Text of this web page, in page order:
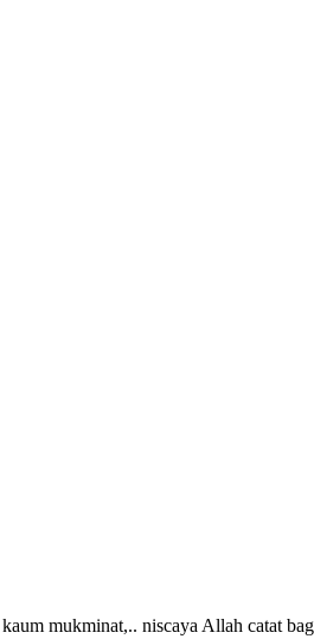
mukminat,.. niscaya Allah catat